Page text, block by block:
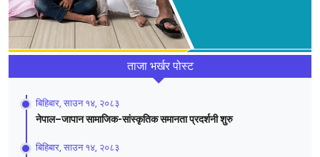
ताजा भर्खर पोस्ट
बिहिबार, साउन १४, २०८३
नेपाल–जापान सामाजिक-सांस्कृतिक समानता प्रदर्शनी शुरु
बिहिबार, साउन १४, २०८३